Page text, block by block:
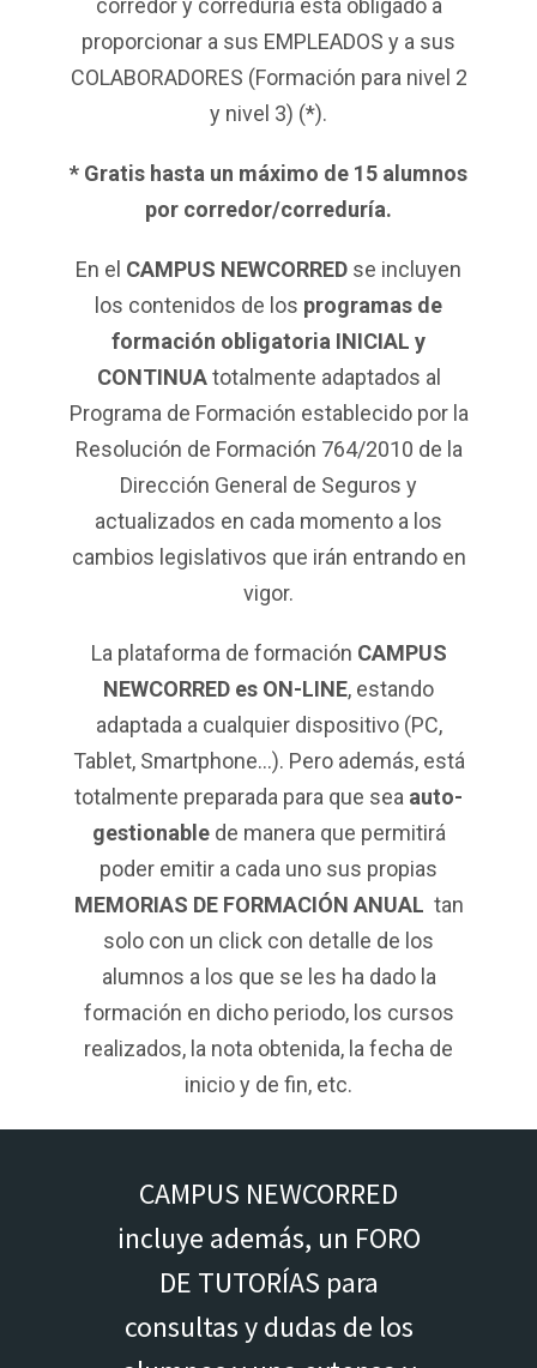
corredor y correduría está obligado a
proporcionar a sus EMPLEADOS y a sus
COLABORADORES (Formación para nivel 2
y nivel 3) (*).
* Gratis hasta un máximo de 15 alumnos
por corredor/correduría.
En el CAMPUS NEWCORRED se incluyen
los contenidos de los programas de
formación obligatoria INICIAL y
CONTINUAtotalmente adaptados al
Programa de Formación establecido por la
Resolución de Formación 764/2010 de la
Dirección General de Seguros y
actualizados en cada momento a los
cambios legislativos que irán entrando en
vigor.
La plataforma de formación CAMPUS
NEWCORRED es ON-LINE, estando
adaptada a cualquier dispositivo (PC,
Tablet, Smartphone…). Pero además, está
totalmente preparada para que sea auto-
gestionablede manera que permitirá
poder emitir a cada uno sus propias
MEMORIAS DE FORMACIÓN ANUAL tan
solo con un click con detalle de los
alumnos a los que se les ha dado la
formación en dicho periodo, los cursos
realizados, la nota obtenida, la fecha de
inicio y de fin, etc.
CAMPUS NEWCORRED
incluye además, un FORO
DE TUTORÍAS para
consultas y dudas de los